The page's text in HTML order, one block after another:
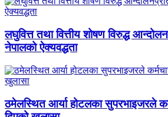
लघुवित्त तथा वित्तीय शोषण विरुद्ध
नेपालको ऐक्यवद्धता
ठमेलस्थित आर्या होटलका सुपरभाइजरले